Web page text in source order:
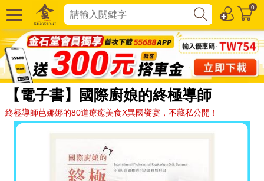
0
【電子書】國際廚娘的終極導師
終極導師芭娜娜的80道療癒美食X異國饗宴，不藏私公開！